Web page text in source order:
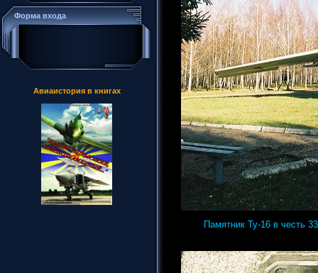
Форма входа
Авиаистория в книгах
Памятник Ту-16 в честь